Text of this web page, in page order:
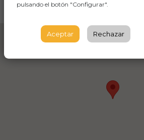
pulsando el botón "Configurar".
Aceptar Rechazar